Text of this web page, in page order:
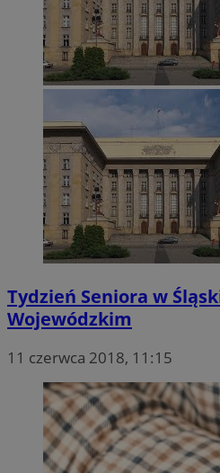
Tydzień Seniora w
Wojewódzkim
11 czerwca 2018, 11:15